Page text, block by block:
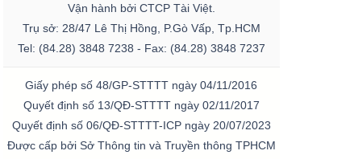
Vận hành bởi CTCP Tài Việt.
Trụ sở: 28/47 Lê Thị Hồng, P.Gò Vấp, Tp.HCM
Tel: (84.28) 3848 7238 - Fax: (84.28) 3848 7237
Giấy phép số 48/GP-STTTT ngày 04/11/2016
Quyết định số 13/QĐ-STTTT ngày 02/11/2017
Quyết định số 06/QĐ-STTTT-ICP ngày 20/07/2023
Được cấp bởi Sở Thông tin và Truyền thông TPHCM